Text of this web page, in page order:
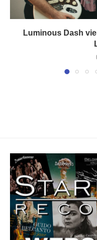
Luminous Dash